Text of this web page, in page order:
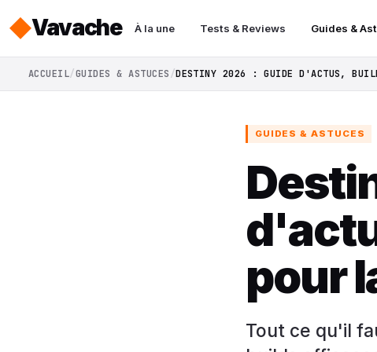
Vavache À la une Tests & Reviews Guides &
ACCUEIL GUIDES & ASTUCES DESTINY 2026 : GUIDE D'ACTUS,
GUIDES & ASTUCES
pour
Tout ce qu'il